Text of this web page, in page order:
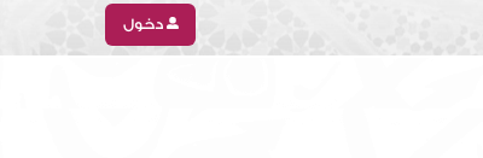
دخول